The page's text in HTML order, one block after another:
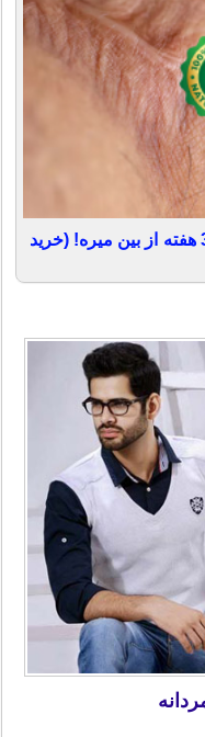
جای هر زخم و بخیه با این روش در 3 هفته از بین میره! (خرید